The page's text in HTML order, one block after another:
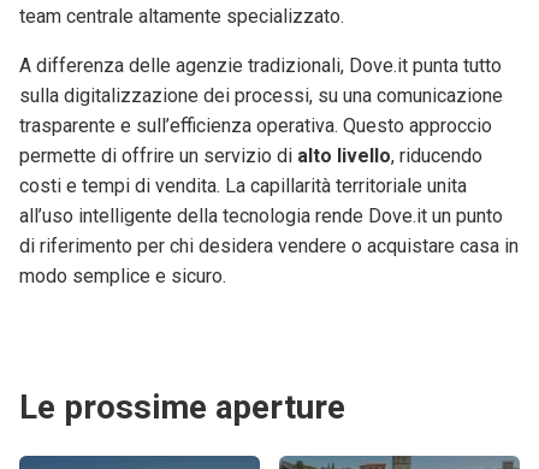
team centrale altamente specializzato.
A differenza delle agenzie tradizionali, Dove.it punta tutto
sulla digitalizzazione dei processi, su una comunicazione
trasparente e sull’efficienza operativa. Questo approccio
permette di offrire un servizio di alto livello, riducendo
costi e tempi di vendita. La capillarità territoriale unita
all’uso intelligente della tecnologia rende Dove.it un punto
di riferimento per chi desidera vendere o acquistare casa in
modo semplice e sicuro.
Le prossime aperture